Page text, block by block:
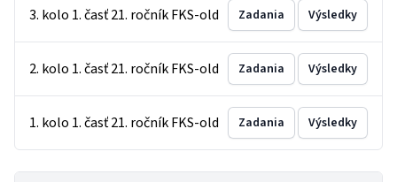
3. kolo 1. časť 21. ročník FKS-old Zadania Výsledky
2. kolo 1. časť 21. ročník FKS-old Zadania Výsledky
1. kolo 1. časť 21. ročník FKS-old Zadania Výsledky